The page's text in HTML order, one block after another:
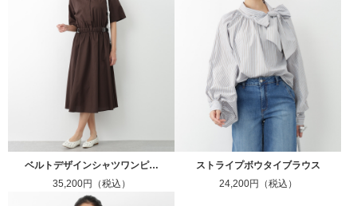
ベルトデザインシャツワンピ…
35,200円（税込）
ストライプボウタイブラウス
24,200円（税込）